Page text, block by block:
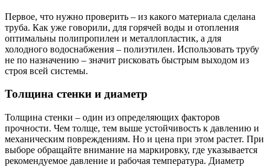
Первое, что нужно проверить – из какого материала сделана
труба. Как уже говорили, для горячей воды и отопления
оптимальны полипропилен и металлопластик, а для
холодного водоснабжения – полиэтилен. Использовать трубу
не по назначению – значит рисковать быстрым выходом из
строя всей системы.
Толщина стенки и диаметр
Толщина стенки – один из определяющих факторов
прочности. Чем толще, тем выше устойчивость к давлению и
механическим повреждениям. Но и цена при этом растет. При
выборе обращайте внимание на маркировку, где указывается
рекомендуемое давление и рабочая температура. Диаметр